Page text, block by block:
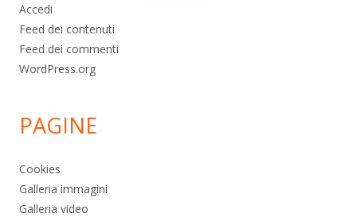
Accedi
Feed dei contenuti
Feed dei commenti
WordPress.org
PAGINE
Cookies
Galleria immagini
Galleria video